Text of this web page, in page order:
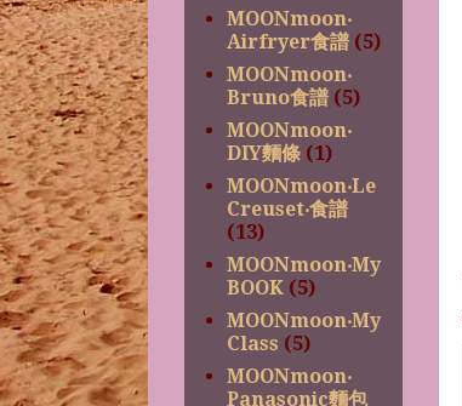
MOONmoon‧
Airfryer食譜 (5)
MOONmoon‧
Bruno食譜 (5)
MOONmoon‧
DIY麵條 (1)
MOONmoon‧Le
Creuset‧食譜
(13)
MOONmoon‧My
BOOK (5)
MOONmoon‧My
Class (5)
MOONmoon‧
Panasonic麵包